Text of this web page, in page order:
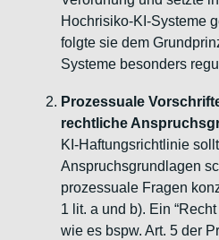
Hochrisiko-KI-Systeme
folgte sie dem
Systeme besonders
Prozessuale
rechtliche
KI-Haftungsrichtlinie
Anspruchsgrundlagen
prozessuale Fragen
1 lit. a und b). Ein
wie es bspw. Art. 5 der